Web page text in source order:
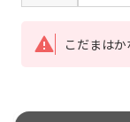
こだまは